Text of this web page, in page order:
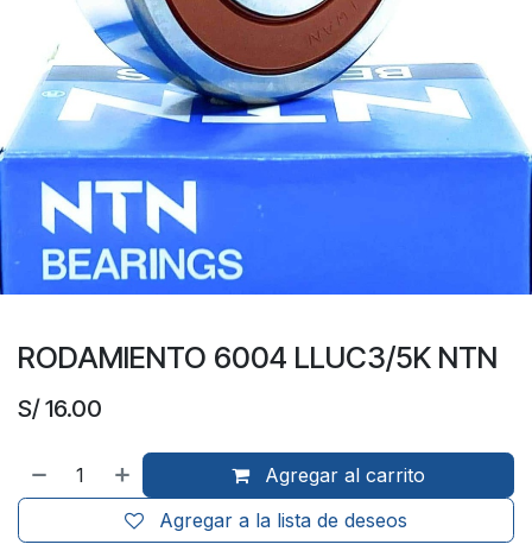
RODAMIENTO 6004 LLUC3/5K NTN
S/16.00
Agregar al carrito
Agregar a la lista de deseos